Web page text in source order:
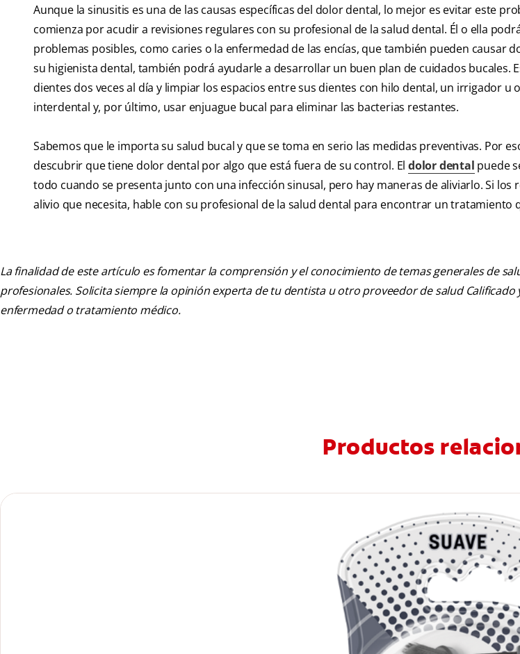
Aunque la sinusitis es una de las causas específicas del dolor dental, lo mejor es evitar este
comienza por acudir a revisiones regulares con su profesional de la salud dental. Él o ella
problemas posibles, como caries o la enfermedad de las encías, que también pueden causar
su higienista dental, también podrá ayudarle a desarrollar un buen plan de cuidados bucales.
dientes dos veces al día y limpiar los espacios entre sus dientes con hilo dental, un irrigador u
interdental y, por último, usar enjuague bucal para eliminar las bacterias restantes.
Sabemos que le importa su salud bucal y que se toma en serio las medidas preventivas. Por
descubrir que tiene dolor dental por algo que está fuera de su control. El dolor dental puede
todo cuando se presenta junto con una infección sinusal, pero hay maneras de aliviarlo. Si los
alivio que necesita, hable con su profesional de la salud dental para encontrar un tratamiento
La finalidad de este artículo es fomentar la comprensión y el conocimiento de temas generales de
profesionales. Solicita siempre la opinión experta de tu dentista u otro proveedor de salud
enfermedad o tratamiento médico.
Productos